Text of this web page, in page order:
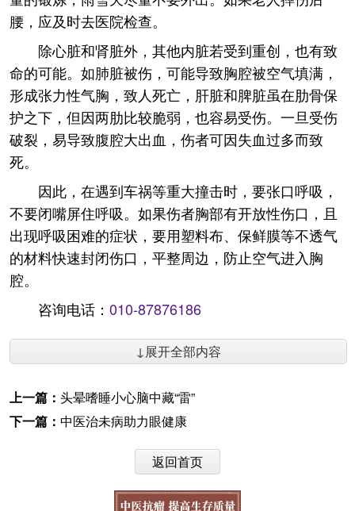
腰，应及时去医院检查。
除心脏和肾脏外，其他内脏若受到重创，也有致
命的可能。如肺脏被伤，可能导致胸腔被空气填满，
形成张力性气胸，致人死亡，肝脏和脾脏虽在肋骨保
护之下，但因两肋比较脆弱，也容易受伤。一旦受伤
破裂，易导致腹腔大出血，伤者可因失血过多而致
死。
因此，在遇到车祸等重大撞击时，要张口呼吸，
不要闭嘴屏住呼吸。如果伤者胸部有开放性伤口，且
出现呼吸困难的症状，要用塑料布、保鲜膜等不透气
的材料快速封闭伤口，平整周边，防止空气进入胸
腔。
咨询电话： 010-87876186
↓展开全部内容
上一篇： 头晕嗜睡小心脑中藏“雷”
下一篇： 中医治未病助力眼健康
返回首页